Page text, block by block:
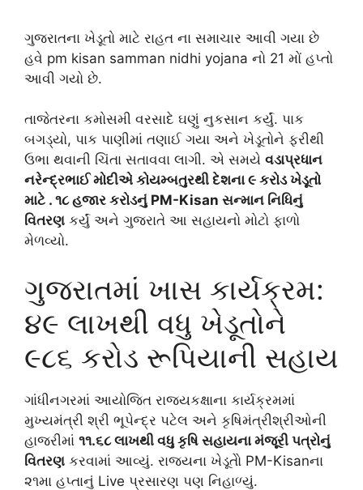
ગુજરાતના ખેડૂતો માટે રાહત ના સમાચાર આવી ગયા છે
હવે pm kisan samman nidhi yojana નો 21 મોં હપ્તો
આવી ગયો છે.
તાજેતરના કમોસમી વરસાદે ઘણું નુકસાન કર્યું. પાક
બગડ્યો, પાક પાણીમાં તણાઈ ગયા અને ખેડૂતોને ફરીથી
ઉભા થવાની ચિંતા સતાવવા લાગી. એ સમયે વડાપ્રધાન
નરેન્દ્રભાઈ મોદીએ કોયમ્બતુરથી દેશના ૯ કરોડ ખેડૂતો
માટે . ૧૮ હજાર કરોડનું PM-Kisan સન્માન નિધિનું
વિતરણ કર્યું અને ગુજરાતે આ સહાયનો મોટો ફાળો
મેળવ્યો.
ગુજરાતમાં ખાસ કાર્યક્રમ:
૪૯ લાખથી વધુ ખેડૂતોને
૯૮૬ કરોડ રૂપિયાની સહાય
ગાંધીનગરમાં આયોજિત રાજ્યકક્ષાના કાર્યક્રમમાં
મુખ્યમંત્રી શ્રી ભૂપેન્દ્ર પટેલ અને કૃષિમંત્રીશ્રીઓની
હાજરીમાં ૧૧.૬૮ લાખથી વધુ કૃષિ સહાયના મંજૂરી પત્રોનું
વિતરણ કરવામાં આવ્યું. રાજ્યના ખેડૂતોે PM-Kisanના
૨૧મા હપ્તાનું Live પ્રસારણ પણ નિહાળ્યું.